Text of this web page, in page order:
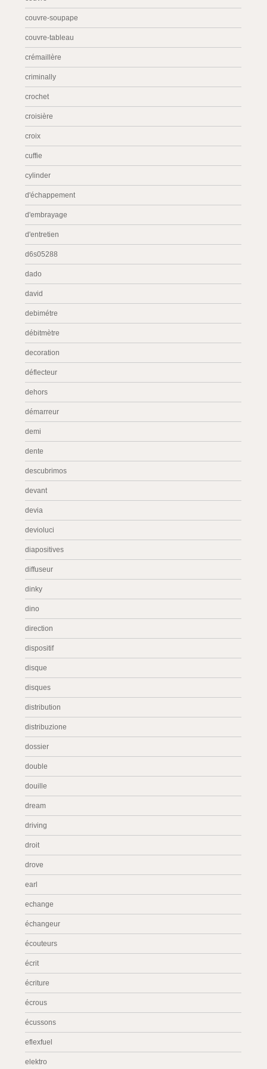
couvre-soupape
couvre-tableau
crémaillère
criminally
crochet
croisière
croix
cuffie
cylinder
d'échappement
d'embrayage
d'entretien
d6s05288
dado
david
debimétre
débitmètre
decoration
déflecteur
dehors
démarreur
demi
dente
descubrimos
devant
devia
devioluci
diapositives
diffuseur
dinky
dino
direction
dispositif
disque
disques
distribution
distribuzione
dossier
double
douille
dream
driving
droit
drove
earl
echange
échangeur
écouteurs
écrit
écriture
écrous
écussons
eflexfuel
elektro